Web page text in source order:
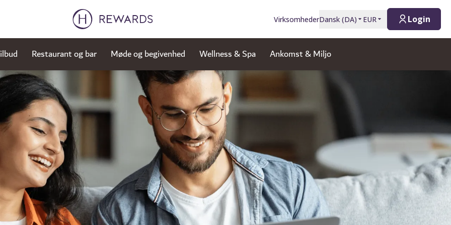
VirksomhederDansk (DA) EUR Login
Restaurant og bar Møde og begivenhed Wellness & Spa Ankomst & Miljo